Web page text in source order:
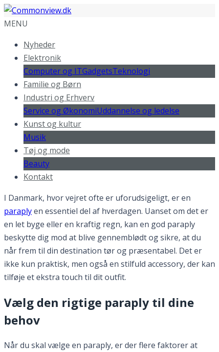
MENU
Nyheder
Elektronik
Computer og ITGadgetsTeknologi
Familie og Børn
Industri og Erhverv
Service og ØkonomiUddannelse og ledelse
Kunst og kultur
Musik
Tøj og mode
Beauty
Kontakt
I Danmark, hvor vejret ofte er uforudsigeligt, er en
paraplyen essentiel del af hverdagen. Uanset om det er
en let byge eller en kraftig regn, kan en god paraply
beskytte dig mod at blive gennemblødt og sikre, at du
når frem til din destination tør og præsentabel. Det er
ikke kun praktisk, men også en stilfuld accessory, der kan
tilføje et ekstra touch til dit outfit.
Vælg den rigtige paraply til dine
behov
Når du skal vælge en paraply, er der flere faktorer at